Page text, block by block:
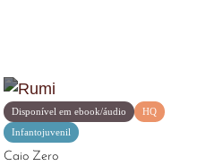
Disponível em ebook/áudio
HQ
Infantojuvenil
Caio Zero